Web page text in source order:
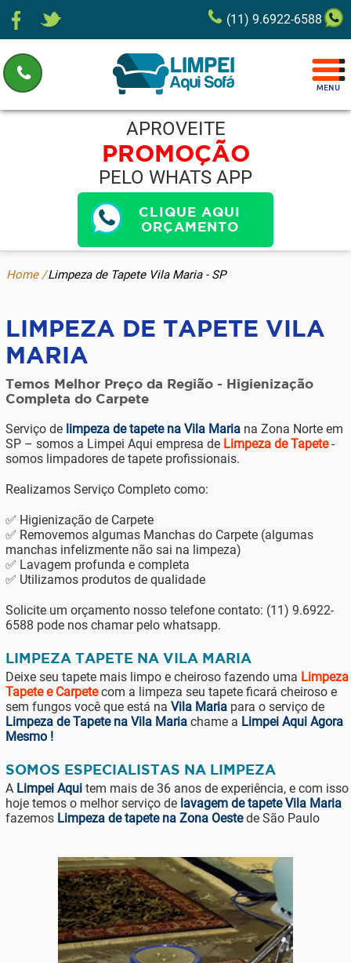
(11) 9.6922-6588
APROVEITE
PROMOÇÃO
PELO WHATS APP
CLIQUE AQUI
ORÇAMENTO
Home /Limpeza de Tapete Vila Maria - SP
LIMPEZA DE TAPETE VILA
MARIA
Temos Melhor Preço da Região - Higienização
Completa do Carpete
Serviço de limpeza de tapete na Vila Mariana Zona Norte em
SP – somos a Limpei Aqui empresa de Limpeza de Tapete-
somos limpadores de tapete profissionais.
Realizamos Serviço Completo como:
✅ Higienização de Carpete
✅ Removemos algumas Manchas do Carpete (algumas
manchas infelizmente não sai na limpeza)
✅ Lavagem profunda e completa
✅ Utilizamos produtos de qualidade
Solicite um orçamento nosso telefone contato: (11) 9.6922-
6588 pode nos chamar pelo whatsapp.
LIMPEZA TAPETE NA VILA MARIA
Deixe seu tapete mais limpo e cheiroso fazendo uma Limpeza
Tapete e Carpetecom a limpeza seu tapete ficará cheiroso e
sem fungos você que está na Vila Mariapara o serviço de
Limpeza de Tapete na Vila Mariachame a Limpei Aqui Agora
Mesmo !
SOMOS ESPECIALISTAS NA LIMPEZA
A Limpei Aquitem mais de 36 anos de experiência, e com isso
hoje temos o melhor serviço de lavagem de tapete Vila Maria
fazemos Limpeza de tapete na Zona Oestede São Paulo